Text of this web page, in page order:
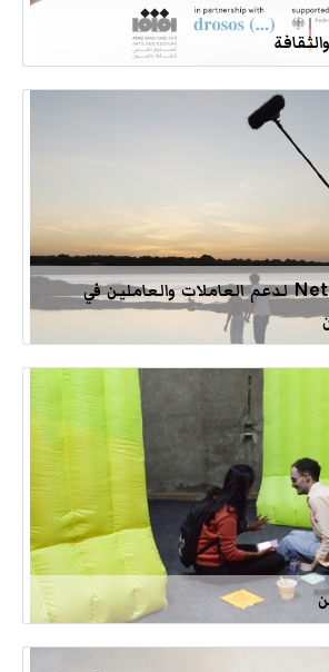
برنامج آفاق -Netflix لدعم العاملات والعاملين في